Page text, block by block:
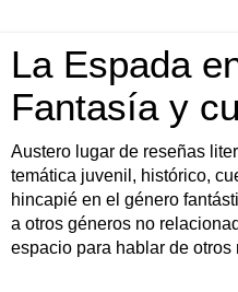
La Espada
Fantasía y
Austero lugar de reseñas
temática juvenil, histórico,
hincapié en el género
a otros géneros no
espacio para hablar de otros